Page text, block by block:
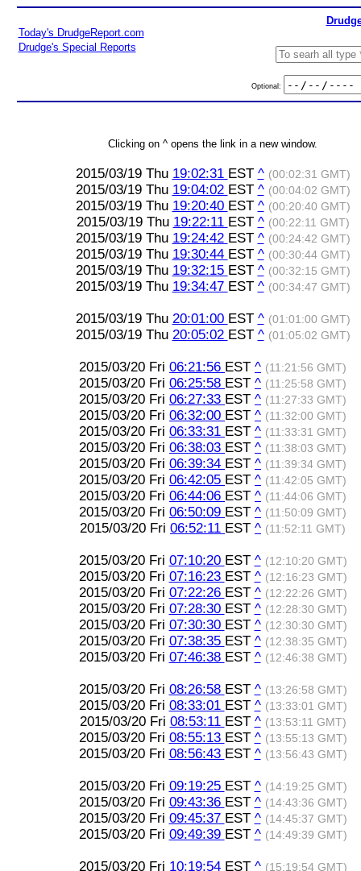
Today's DrudgeReport.com
Drudge's Special Reports
Optional:
Clicking on ^ opens the link in a new window.
2015/03/19 Thu 19:02:31 EST ^ (00:02:31 GMT)
2015/03/19 Thu 19:04:02 EST ^ (00:04:02 GMT)
2015/03/19 Thu 19:20:40 EST ^ (00:20:40 GMT)
2015/03/19 Thu 19:22:11 EST ^ (00:22:11 GMT)
2015/03/19 Thu 19:24:42 EST ^ (00:24:42 GMT)
2015/03/19 Thu 19:30:44 EST ^ (00:30:44 GMT)
2015/03/19 Thu 19:32:15 EST ^ (00:32:15 GMT)
2015/03/19 Thu 19:34:47 EST ^ (00:34:47 GMT)
2015/03/19 Thu 20:01:00 EST ^ (01:01:00 GMT)
2015/03/19 Thu 20:05:02 EST ^ (01:05:02 GMT)
2015/03/20 Fri 06:21:56 EST ^ (11:21:56 GMT)
2015/03/20 Fri 06:25:58 EST ^ (11:25:58 GMT)
2015/03/20 Fri 06:27:33 EST ^ (11:27:33 GMT)
2015/03/20 Fri 06:32:00 EST ^ (11:32:00 GMT)
2015/03/20 Fri 06:33:31 EST ^ (11:33:31 GMT)
2015/03/20 Fri 06:38:03 EST ^ (11:38:03 GMT)
2015/03/20 Fri 06:39:34 EST ^ (11:39:34 GMT)
2015/03/20 Fri 06:42:05 EST ^ (11:42:05 GMT)
2015/03/20 Fri 06:44:06 EST ^ (11:44:06 GMT)
2015/03/20 Fri 06:50:09 EST ^ (11:50:09 GMT)
2015/03/20 Fri 06:52:11 EST ^ (11:52:11 GMT)
2015/03/20 Fri 07:10:20 EST ^ (12:10:20 GMT)
2015/03/20 Fri 07:16:23 EST ^ (12:16:23 GMT)
2015/03/20 Fri 07:22:26 EST ^ (12:22:26 GMT)
2015/03/20 Fri 07:28:30 EST ^ (12:28:30 GMT)
2015/03/20 Fri 07:30:30 EST ^ (12:30:30 GMT)
2015/03/20 Fri 07:38:35 EST ^ (12:38:35 GMT)
2015/03/20 Fri 07:46:38 EST ^ (12:46:38 GMT)
2015/03/20 Fri 08:26:58 EST ^ (13:26:58 GMT)
2015/03/20 Fri 08:33:01 EST ^ (13:33:01 GMT)
2015/03/20 Fri 08:53:11 EST ^ (13:53:11 GMT)
2015/03/20 Fri 08:55:13 EST ^ (13:55:13 GMT)
2015/03/20 Fri 08:56:43 EST ^ (13:56:43 GMT)
2015/03/20 Fri 09:19:25 EST ^ (14:19:25 GMT)
2015/03/20 Fri 09:43:36 EST ^ (14:43:36 GMT)
2015/03/20 Fri 09:45:37 EST ^ (14:45:37 GMT)
2015/03/20 Fri 09:49:39 EST ^ (14:49:39 GMT)
2015/03/20 Fri 10:19:54 EST ^ (15:19:54 GMT)